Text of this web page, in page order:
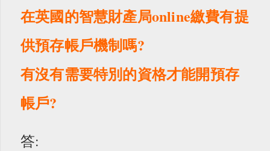
在英國的智慧財產局online繳費有提
供預存帳戶機制嗎?
有沒有需要特別的資格才能開預存
帳戶?
答: